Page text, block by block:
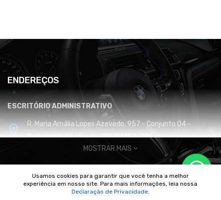
ENDEREÇOS
ESCRITÓRIO ADMINISTRATIVO
R. Maria Amália Lopes Azevedo, 957 - Conjunto 04 -
Tremembé, São Paulo - SP, 02350-001
CENTRO DE DISTRIBUIÇÃO E LOGÍSTICA
Cabreúva / SP
MOSTRAR MAIS
© 2010/2025 Imperador Motores |DhiWeb Desenvolvimento de
Usamos cookies para garantir que você tenha a melhor
experiência em nosso site. Para mais informações, leia nossa
Declaração de Privacidade.